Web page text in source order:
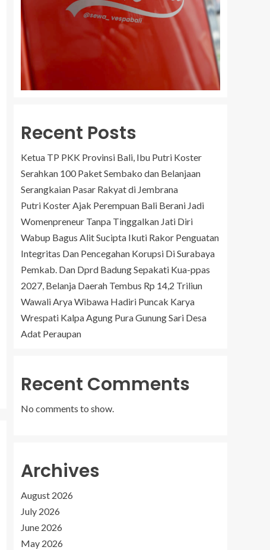
Recent Posts
Ketua TP PKK Provinsi Bali, Ibu Putri Koster
Serahkan 100 Paket Sembako dan Belanjaan
Serangkaian Pasar Rakyat di Jembrana
Putri Koster Ajak Perempuan Bali Berani Jadi
Womenpreneur Tanpa Tinggalkan Jati Diri
Wabup Bagus Alit Sucipta Ikuti Rakor Penguatan
Integritas Dan Pencegahan Korupsi Di Surabaya
Pemkab. Dan Dprd Badung Sepakati Kua-ppas
2027, Belanja Daerah Tembus Rp 14,2 Triliun
Wawali Arya Wibawa Hadiri Puncak Karya
Wrespati Kalpa Agung Pura Gunung Sari Desa
Adat Peraupan
Recent Comments
No comments to show.
Archives
August 2026
July 2026
June 2026
May 2026